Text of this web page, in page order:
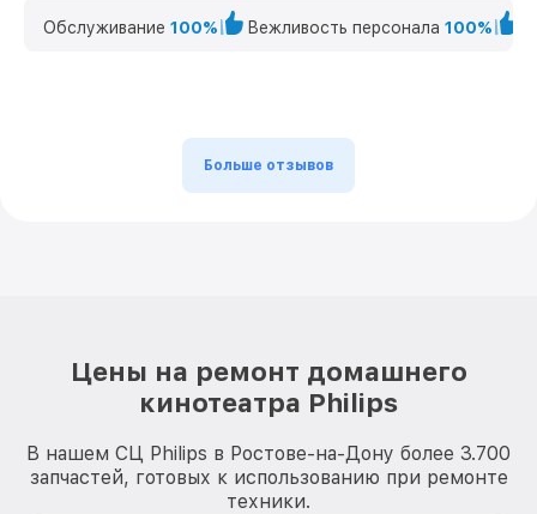
Обслуживание 100% Вежливость персонала 100%
Больше отзывов
Цены на ремонт домашнего
кинотеатра Philips
В нашем СЦ Philips в Ростове-на-Дону более 3.700
запчастей, готовых к использованию при ремонте
техники.